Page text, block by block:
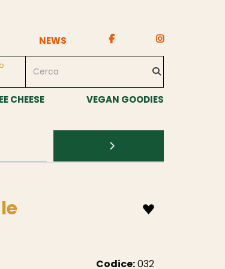
NEWS
CHEESE VEGAN GOODIES
Codice:032